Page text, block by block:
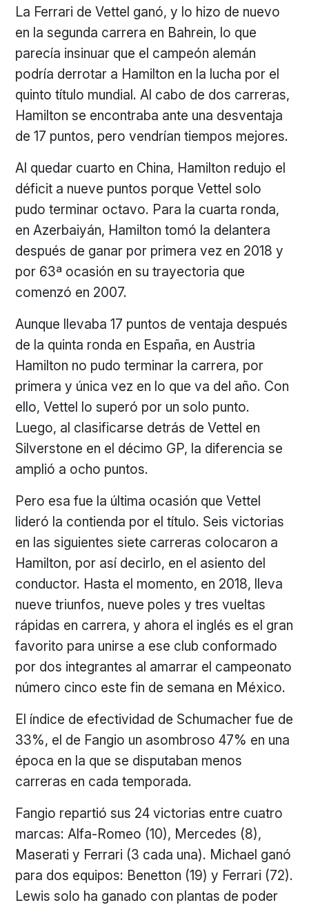
La Ferrari de Vettel ganó, y lo hizo de nuevo
en la segunda carrera en Bahrein, lo que
parecía insinuar que el campeón alemán
podría derrotar a Hamilton en la lucha por el
quinto título mundial. Al cabo de dos carreras,
Hamilton se encontraba ante una desventaja
de 17 puntos, pero vendrían tiempos mejores.
Al quedar cuarto en China, Hamilton redujo el
déficit a nueve puntos porque Vettel solo
pudo terminar octavo. Para la cuarta ronda,
en Azerbaiyán, Hamilton tomó la delantera
después de ganar por primera vez en 2018 y
por 63ª ocasión en su trayectoria que
comenzó en 2007.
Aunque llevaba 17 puntos de ventaja después
de la quinta ronda en España, en Austria
Hamilton no pudo terminar la carrera, por
primera y única vez en lo que va del año. Con
ello, Vettel lo superó por un solo punto.
Luego, al clasificarse detrás de Vettel en
Silverstone en el décimo GP, la diferencia se
amplió a ocho puntos.
Pero esa fue la última ocasión que Vettel
lideró la contienda por el título. Seis victorias
en las siguientes siete carreras colocaron a
Hamilton, por así decirlo, en el asiento del
conductor. Hasta el momento, en 2018, lleva
nueve triunfos, nueve poles y tres vueltas
rápidas en carrera, y ahora el inglés es el gran
favorito para unirse a ese club conformado
por dos integrantes al amarrar el campeonato
número cinco este fin de semana en México.
El índice de efectividad de Schumacher fue de
33%, el de Fangio un asombroso 47% en una
época en la que se disputaban menos
carreras en cada temporada.
Fangio repartió sus 24 victorias entre cuatro
marcas: Alfa-Romeo (10), Mercedes (8),
Maserati y Ferrari (3 cada una). Michael ganó
para dos equipos: Benetton (19) y Ferrari (72).
Lewis solo ha ganado con plantas de poder